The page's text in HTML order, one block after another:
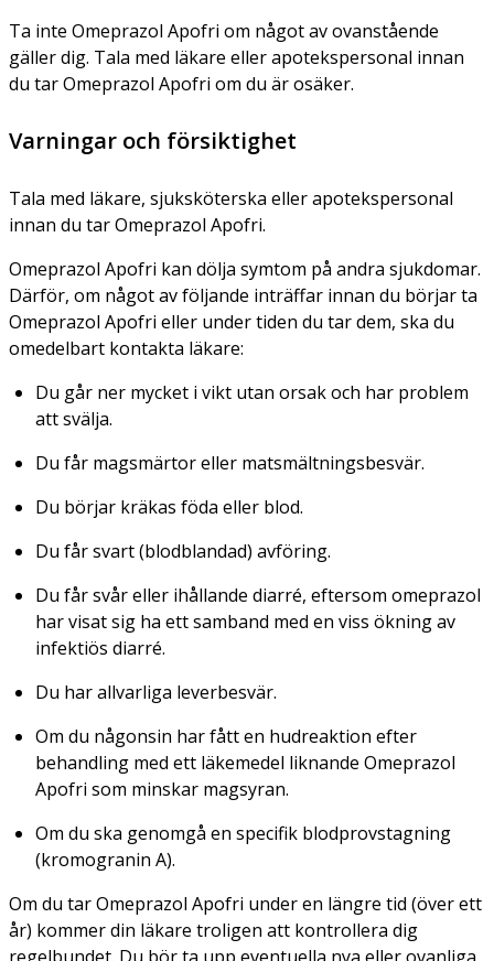
Ta inte Omeprazol Apofri om något av ovanstående
gäller dig. Tala med läkare eller apotekspersonal innan
du tar Omeprazol Apofri om du är osäker.
Varningar och försiktighet
Tala med läkare, sjuksköterska eller apotekspersonal
innan du tar Omeprazol Apofri.
Omeprazol Apofri kan dölja symtom på andra sjukdomar.
Därför, om något av följande inträffar innan du börjar ta
Omeprazol Apofri eller under tiden du tar dem, ska du
omedelbart kontakta läkare:
Du går ner mycket i vikt utan orsak och har problem
att svälja.
Du får magsmärtor eller matsmältningsbesvär.
Du börjar kräkas föda eller blod.
Du får svart (blodblandad) avföring.
Du får svår eller ihållande diarré, eftersom omeprazol
har visat sig ha ett samband med en viss ökning av
infektiös diarré.
Du har allvarliga leverbesvär.
Om du någonsin har fått en hudreaktion efter
behandling med ett läkemedel liknande Omeprazol
Apofri som minskar magsyran.
Om du ska genomgå en specifik blodprovstagning
(kromogranin A).
Om du tar Omeprazol Apofri under en längre tid (över ett
år) kommer din läkare troligen att kontrollera dig